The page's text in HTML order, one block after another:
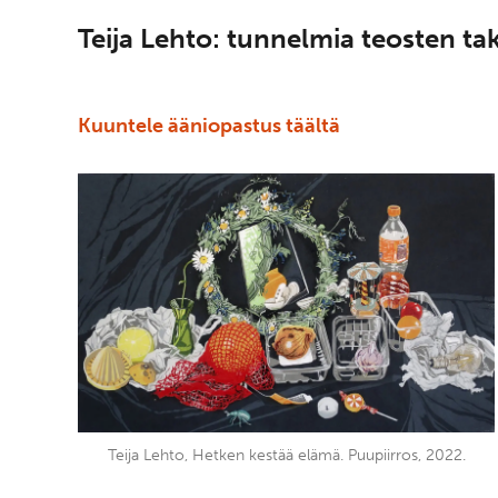
Teija Lehto: tunnelmia teosten
Kuuntele ääniopastus täältä
Teija Lehto, Hetken kestää elämä. Puupiirros, 2022.